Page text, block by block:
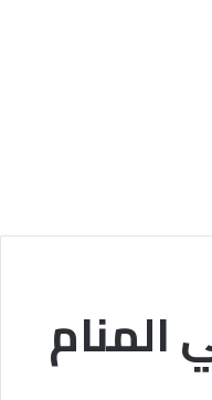
المنام